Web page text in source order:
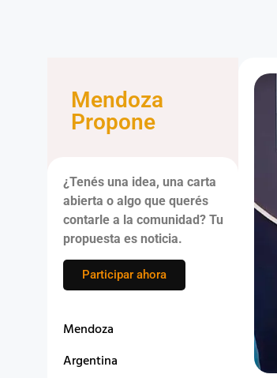
Mendoza
Propone
¿Tenés una idea, una carta
abierta o algo que querés
contarle a la comunidad? Tu
propuesta es noticia.
Participar ahora
Mendoza
Argentina